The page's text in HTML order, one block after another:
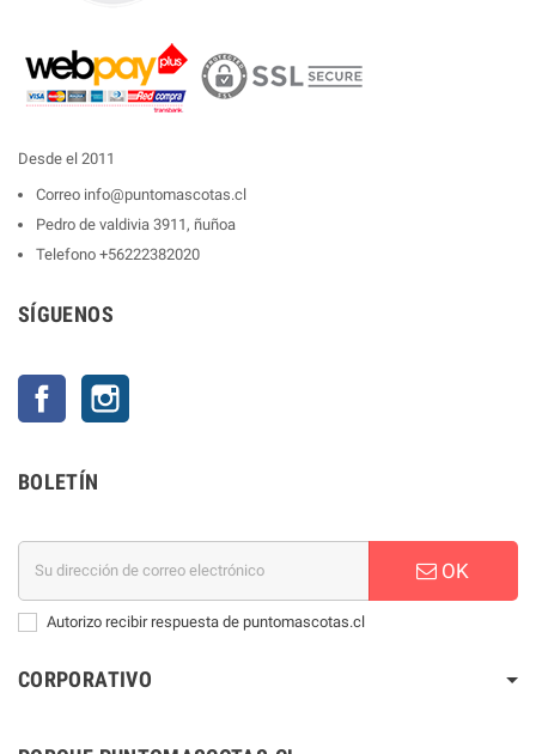
Desde el 2011
Correo info@puntomascotas.cl
Pedro de valdivia 3911, ñuñoa
Telefono +56222382020
SÍGUENOS
Facebook
BOLETÍN
OK
Autorizo recibir respuesta de puntomascotas.cl
CORPORATIVO